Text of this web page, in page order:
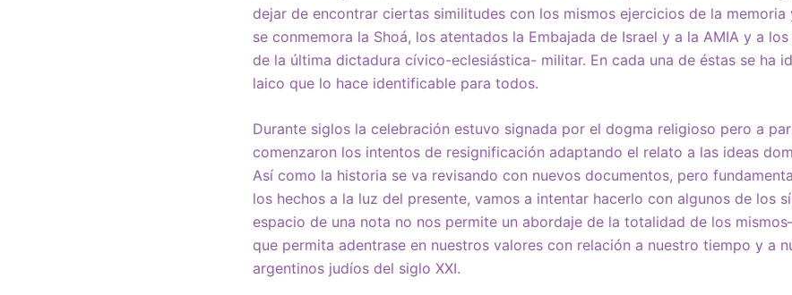
dejar de encontrar ciertas similitudes con los mismos ejercicios de la memoria
se conmemora la Shoá, los atentados la Embajada de Israel y a la AMIA y a
de la última dictadura cívico-eclesiástica- militar. En cada una de éstas se ha
laico que lo hace identificable para todos.
Durante siglos la celebración estuvo signada por el dogma religioso pero a
comenzaron los intentos de resignificación adaptando el relato a las ideas
Así como la historia se va revisando con nuevos documentos, pero
los hechos a la luz del presente, vamos a intentar hacerlo con algunos de los
espacio de una nota no nos permite un abordaje de la totalidad de los
que permita adentrase en nuestros valores con relación a nuestro tiempo y a
argentinos judíos del siglo XXI.